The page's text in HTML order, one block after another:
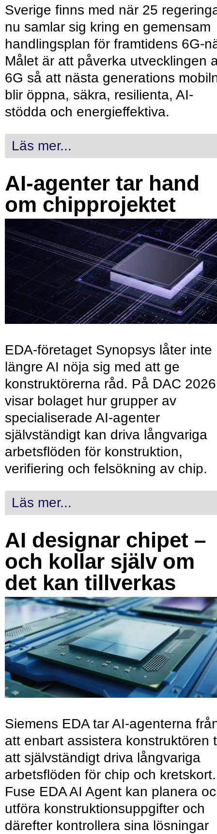
Sverige finns med när 25
nu samlar sig kring en gemensam
handlingsplan för framtidens 6G-
Målet är att påverka utvecklingen
6G så att nästa generations
blir öppna, säkra, resilienta, AI-
stödda och energieffektiva.
Läs mer...
AI-agenter tar hand
om chipprojektet
EDA-företaget Synopsys låter inte
längre AI nöja sig med att ge
konstruktörerna råd. På DAC 2026
visar bolaget hur grupper av
specialiserade AI-agenter
självständigt kan driva långvariga
arbetsflöden för konstruktion,
verifiering och felsökning av chip.
Läs mer...
AI designar chipet –
och kollar själv om
det kan tillverkas
Siemens EDA tar AI-agenterna
att enbart assistera konstruktören
att självständigt driva långvariga
arbetsflöden för chip och kretskort.
Fuse EDA AI Agent kan planera
utföra konstruktionsuppgifter och
därefter kontrollera sina lösningar